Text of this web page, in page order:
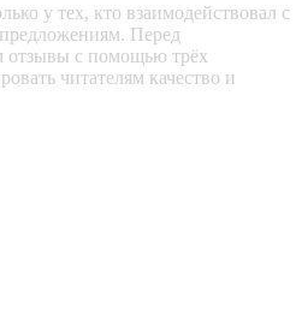
у тех, кто взаимодействовал с
Перед
отзывы с помощью трёх
читателям качество и